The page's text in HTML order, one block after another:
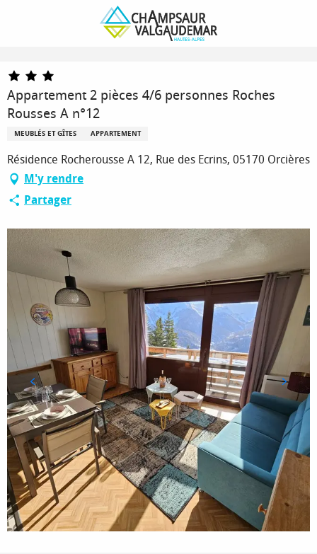
Appartement 2 pièces 4/6 personnes Roches Rousses A n°12
Appartement 2 pièces 4/6 personnes Roches
Rousses A n°12
MEUBLÉS ET GÎTES APPARTEMENT
Résidence Rocherousse A 12, Rue des Ecrins, 05170 Orcières
M'y rendre
Partager